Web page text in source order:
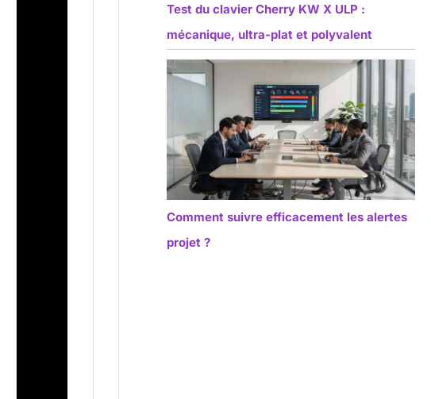
Test du clavier Cherry KW X ULP :
mécanique, ultra-plat et polyvalent
Comment suivre efficacement les alertes
projet ?